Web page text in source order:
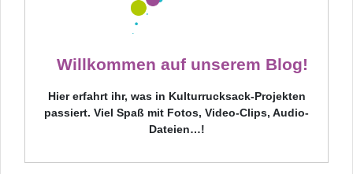
Willkommen auf unserem Blog!
Hier erfahrt ihr, was in Kulturrucksack-Projekten
passiert. Viel Spaß mit Fotos, Video-Clips, Audio-
Dateien…!